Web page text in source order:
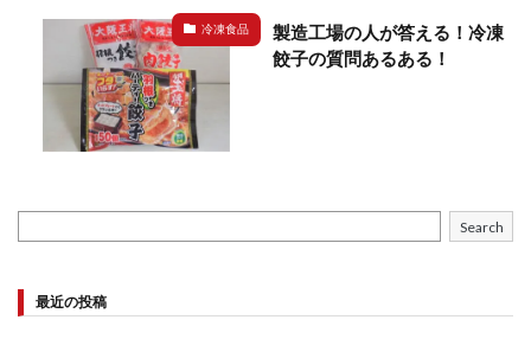
冷凍食品
製造工場の人が答える！冷凍
餃子の質問あるある！
Search
最近の投稿